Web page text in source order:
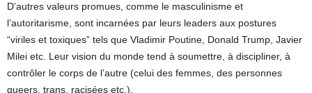
D’autres valeurs promues, comme le masculinisme et
l’autoritarisme, sont incarnées par leurs leaders aux postures
“viriles et toxiques” tels que Vladimir Poutine, Donald Trump, Javier
Milei etc. Leur vision du monde tend à soumettre, à discipliner, à
contrôler le corps de l’autre (celui des femmes, des personnes
queers, trans, racisées etc.).